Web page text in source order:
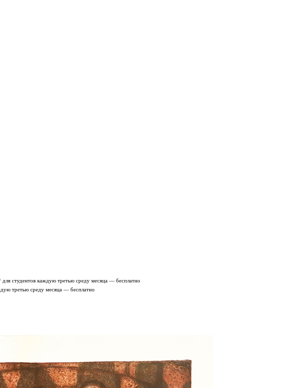
студентов каждую третью среду месяца — бесплатно
третью среду месяца — бесплатно